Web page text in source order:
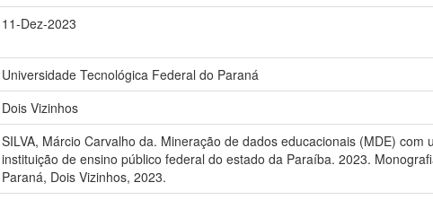
11-Dez-2023
Universidade Tecnológica Federal do Paraná
Dois Vizinhos
SILVA, Márcio Carvalho da. Mineração de dados educacionais (MDE)
instituição de ensino público federal do estado da Paraíba. 2023.
Paraná, Dois Vizinhos, 2023.